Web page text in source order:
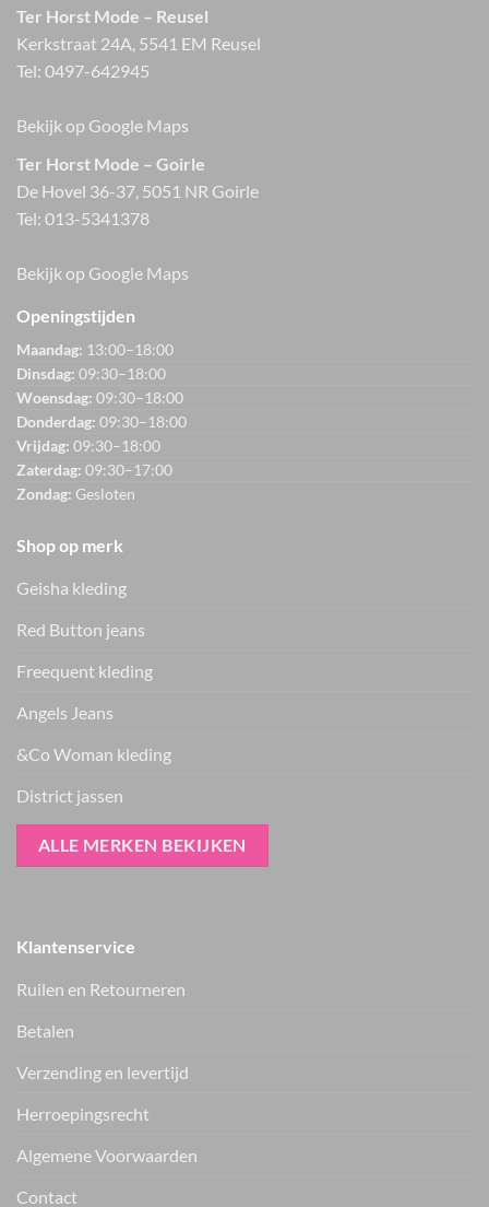
Ter Horst Mode – Reusel
Kerkstraat 24A, 5541 EM Reusel
Tel: 0497-642945
Bekijk op Google Maps
Ter Horst Mode – Goirle
De Hovel 36-37, 5051 NR Goirle
Tel: 013-5341378
Bekijk op Google Maps
Openingstijden
Maandag: 13:00–18:00
Dinsdag: 09:30–18:00
Woensdag: 09:30–18:00
Donderdag: 09:30–18:00
Vrijdag: 09:30–18:00
Zaterdag: 09:30–17:00
Zondag: Gesloten
Shop op merk
Geisha kleding
Red Button jeans
Freequent kleding
Angels Jeans
&Co Woman kleding
District jassen
ALLE MERKEN BEKIJKEN
Klantenservice
Ruilen en Retourneren
Betalen
Verzending en levertijd
Herroepingsrecht
Algemene Voorwaarden
Contact